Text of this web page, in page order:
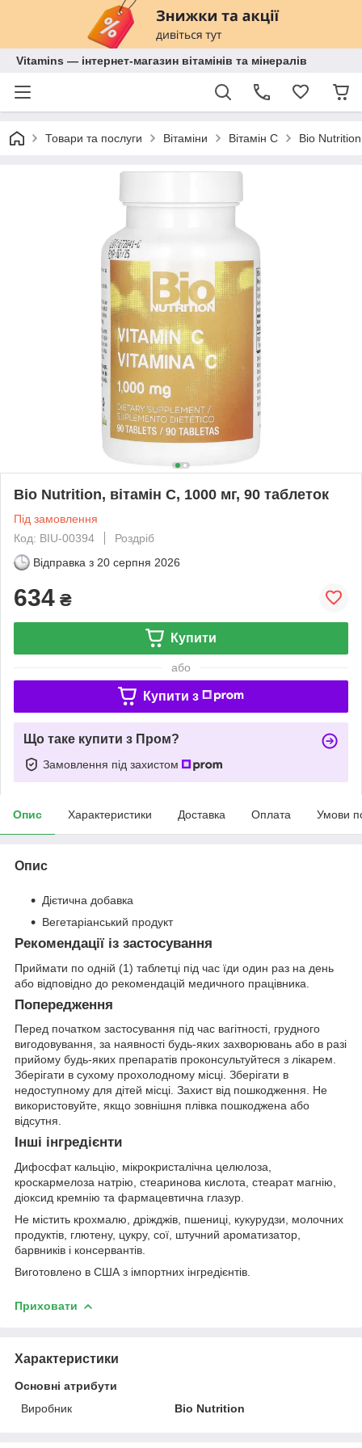
Vitamins — інтернет-магазин вітамінів та мінералів
Товари та послуги Вітаміни Вітамін С Bio
Bio Nutrition, вітамін C, 1000 мг, 90 таблеток
Під замовлення
Код: BIU-00394
Роздріб
Відправка з 20 серпня 2026
634 ₴
Купити
або
Купити з
Що таке купити з Пром?
Замовлення під захистом
Опис Характеристики Доставка Оплата Умови
Опис
Дієтична добавка
Вегетаріанський продукт
Рекомендації із застосування
Приймати по одній (1) таблетці під час їди один раз на день
або відповідно до рекомендацій медичного працівника.
Попередження
Перед початком застосування під час вагітності, грудного
вигодовування, за наявності будь-яких захворювань або в разі
прийому будь-яких препаратів проконсультуйтеся з лікарем.
Зберігати в сухому прохолодному місці. Зберігати в
недоступному для дітей місці. Захист від пошкодження. Не
використовуйте, якщо зовнішня плівка пошкоджена або
відсутня.
Інші інгредієнти
Дифосфат кальцію, мікрокристалічна целюлоза,
кроскармелоза натрію, стеаринова кислота, стеарат магнію,
діоксид кремнію та фармацевтична глазур.
Не містить крохмалю, дріжджів, пшениці, кукурудзи, молочних
продуктів, глютену, цукру, сої, штучний ароматизатор,
барвників і консервантів.
Виготовлено в США з імпортних інгредієнтів.
Приховати
Характеристики
Основні атрибути
Виробник
Bio Nutrition